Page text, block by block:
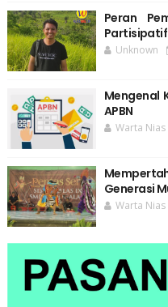
Peran
Partisipatif
Unknown
Mengenal
APBN
Warta Nias
Generasi
Warta Nias